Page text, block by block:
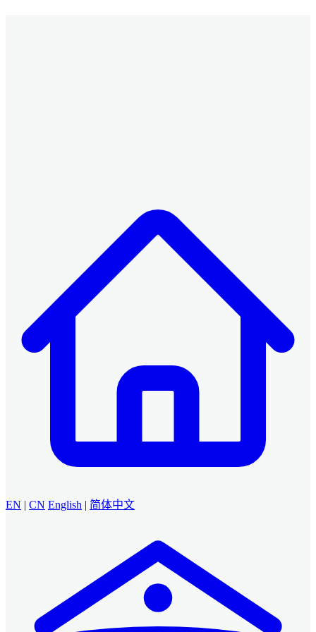
EN | CN English | 简体中文